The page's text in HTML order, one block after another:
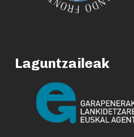
Laguntzaileak